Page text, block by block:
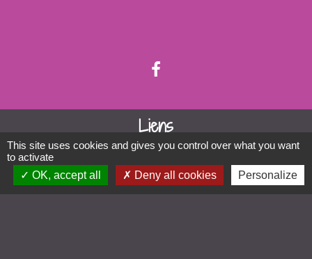
Liens
Limoges Métropole
SIEPEA
Mairie de Saint Gence
This site uses cookies and gives you control over what you want
to activate
OK, accept all
Deny all cookies Personalize